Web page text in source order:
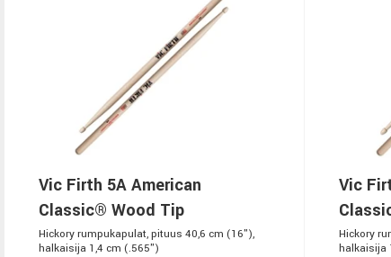
Vic Firth 5A American
Classic® Wood Tip
Hickory rumpukapulat, pituus 40,6 cm (16"),
halkaisija 1,4 cm (.565")
Vic
Hickory
halkaisija